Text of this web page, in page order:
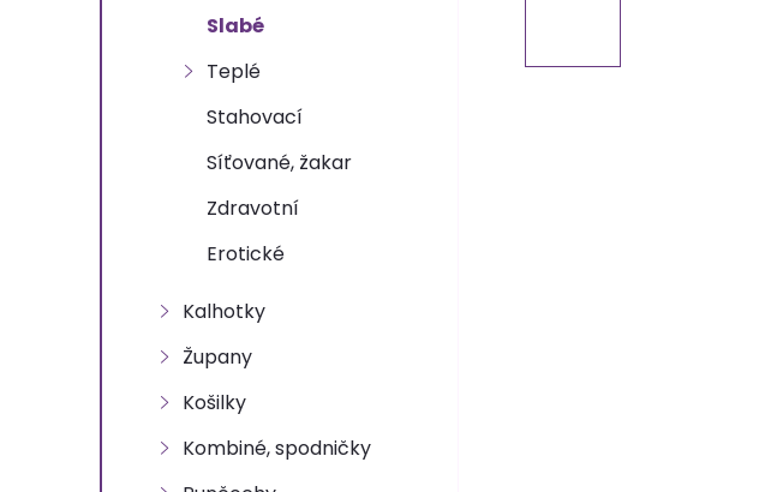
Slabé
Teplé
Stahovací
Síťované, žakar
Zdravotní
Erotické
Kalhotky
Župany
Košilky
Kombiné, spodničky